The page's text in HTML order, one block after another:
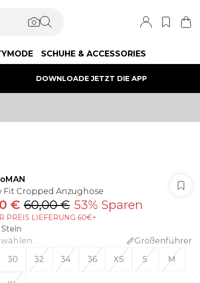
SCHUHE & ACCESSORIES
DOWNLOADE JETZT DIE APP
Fit Cropped Anzughose
€ 60,00 € 53% Sparen
PREIS LIEFERUNG 60€+
Stein
:
Größenführer
30 32 34 36 XS S M